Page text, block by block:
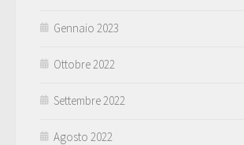
Gennaio 2023
Ottobre 2022
Settembre 2022
Agosto 2022